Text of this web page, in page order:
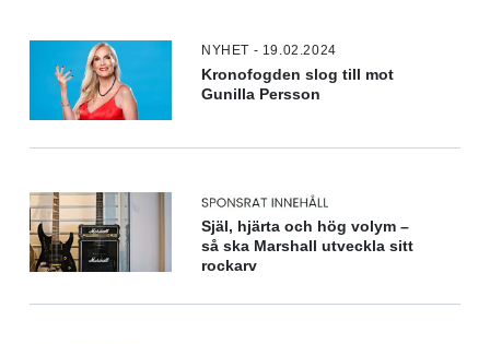
NYHET - 19.02.2024
Kronofogden slog till mot
Gunilla Persson
Själ, hjärta och hög volym –
så ska Marshall utveckla sitt
rockarv